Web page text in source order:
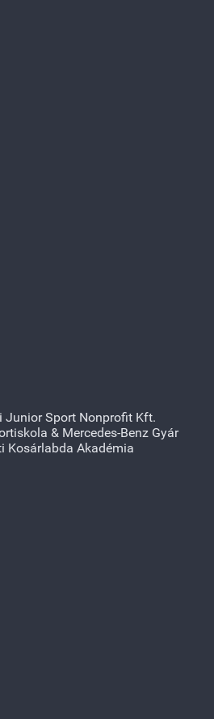
Junior Sport Nonprofit Kft.
& Mercedes-Benz Gyár
Kosárlabda Akadémia